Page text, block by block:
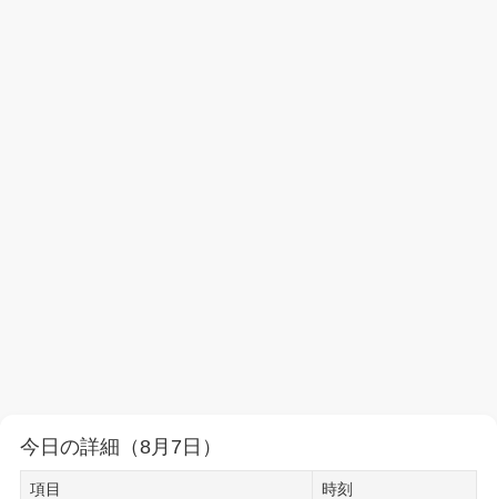
今日の詳細（8月7日）
項目 時刻